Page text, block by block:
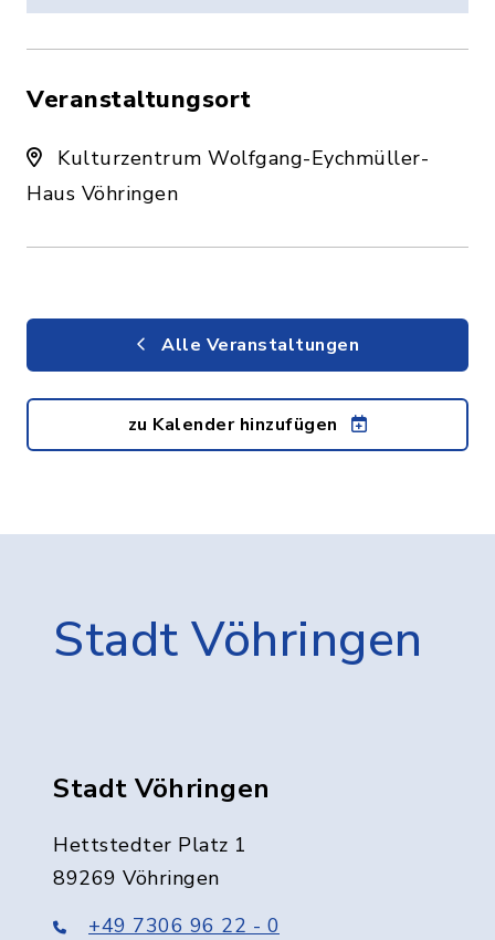
Veranstaltungsort
Kulturzentrum Wolfgang-Eychmüller-
Haus Vöhringen
Alle Veranstaltungen
zu Kalender hinzufügen
Stadt Vöhringen
Stadt Vöhringen
Hettstedter Platz 1
89269 Vöhringen
+49 7306 96 22 - 0